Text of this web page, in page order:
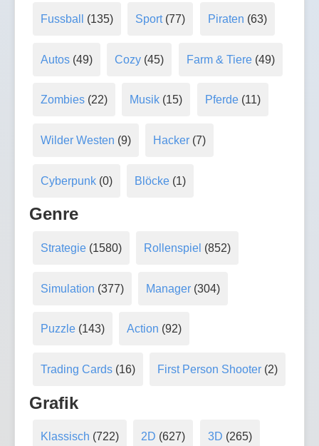
Fussball (135) Sport(77) Piraten (63)
Autos(49) Cozy (45) Farm & Tiere(49)
Zombies(22) Musik (15) Pferde(11)
Wilder Westen (9) Hacker (7)
Cyberpunk(0) Blöcke (1)
Genre
Strategie(1580) Rollenspiel (852)
Simulation (377) Manager (304)
Puzzle(143) Action (92)
Trading Cards(16) First Person Shooter (2)
Grafik
Klassisch (722) 2D (627) 3D (265)